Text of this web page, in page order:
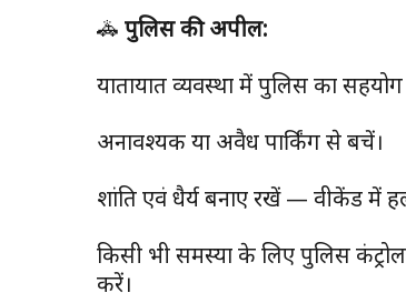
🚓 पुलिस की अपील:
यातायात व्यवस्था में पुलिस का
अनावश्यक या अवैध पार्किंग से बचें।
शांति एवं धैर्य बनाए रखें — वीकेंड में
किसी भी समस्या के लिए पुलिस
करें।